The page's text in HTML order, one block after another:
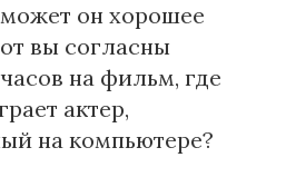
он хорошее
вы согласны
на фильм, где
актер,
на компьютере?